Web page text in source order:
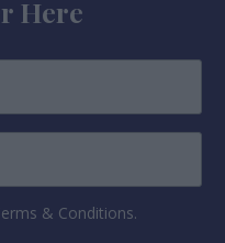
Here
& Conditions.